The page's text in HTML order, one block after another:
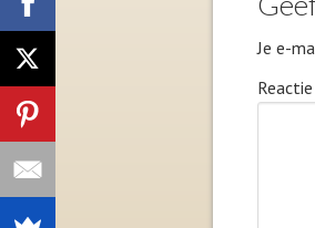
Je e-
Reactie